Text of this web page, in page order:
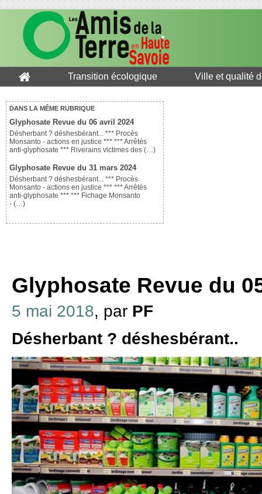
Transition écologique Ville et qualité
DANS LA MÊME RUBRIQUE
Glyphosate Revue du 06 avril 2024
Désherbant ? déshesbérant... *** Procès
Monsanto - actions en justice *** *** Arrêtés
anti-glyphosate *** Riverains victimes des (…)
Glyphosate Revue du 31 mars 2024
Désherbant ? déshesbérant... *** Procès
Monsanto - actions en justice *** *** Arrêtés
anti-glyphosate *** *** Fichage Monsanto
- (…)
Glyphosate Revue du
5 mai 2018, par PF
Désherbant ? déshesbérant..